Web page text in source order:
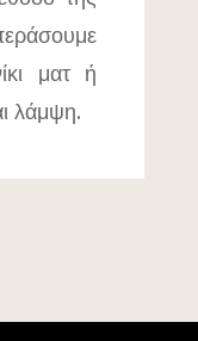
ματ ή
λάμψη.